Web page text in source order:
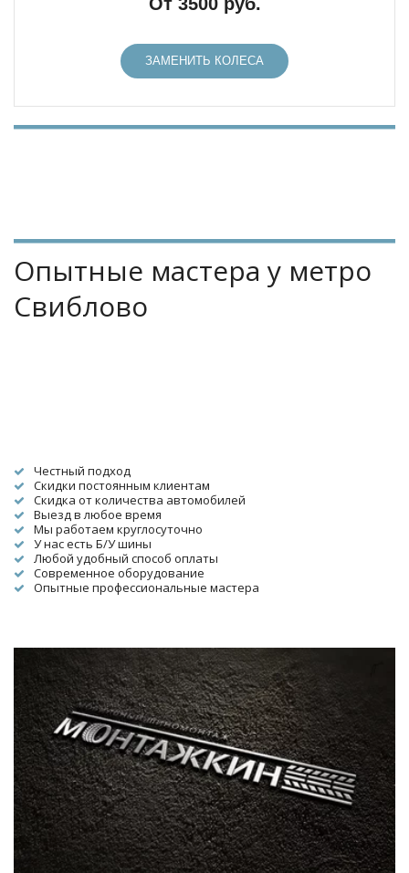
ЗАМЕНИТЬ КОЛЕСА
Опытные мастера у метро
Свиблово
Честный подход
Скидки постоянным клиентам
Скидка от количества автомобилей
Выезд в любое время
Мы работаем круглосуточно
У нас есть Б/У шины
Любой удобный способ оплаты
Современное оборудование
Опытные профессиональные мастера